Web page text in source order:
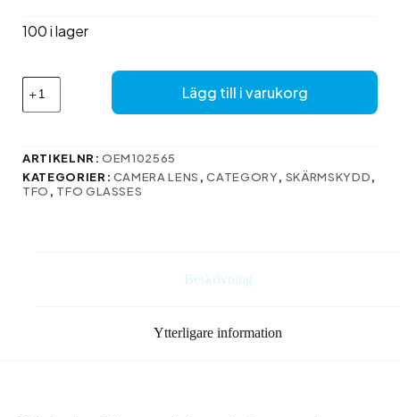
var:
är:
100 i lager
Härdat
3D-
glas
kamera
Samsung
Galaxy
Lägg till i varukorg
ARTIKELNR:OEM102565
KATEGORIER: CAMERA LENS ,CATEGORY, SKÄRMSKYDD,
TFO , TFO GLASSES
Beskrivning
Ytterligare information